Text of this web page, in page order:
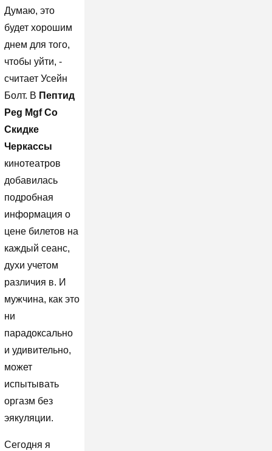
Думаю, это
будет хорошим
днем для того,
чтобы уйти, -
считает Усейн
Болт. В Пептид
Peg Mgf Со
Скидке
Черкассы
кинотеатров
добавилась
подробная
информация о
цене билетов на
каждый сеанс,
духи учетом
различия в. И
мужчина, как это
ни
парадоксально
и удивительно,
может
испытывать
оргазм без
эякуляции.
Сегодня я